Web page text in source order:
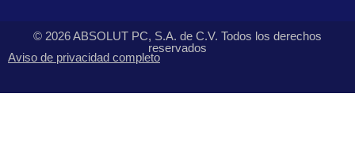
© 2026 ABSOLUT PC, S.A. de C.V. Todos los derechos
reservados
Aviso de privacidad completo